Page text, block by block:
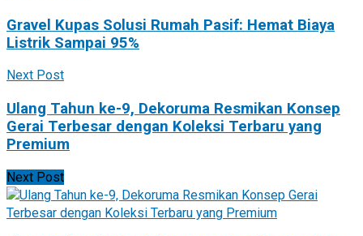
Gravel Kupas Solusi Rumah Pasif: Hemat Biaya
Listrik Sampai 95%
Next Post
Ulang Tahun ke-9, Dekoruma Resmikan Konsep
Gerai Terbesar dengan Koleksi Terbaru yang
Premium
Next Post